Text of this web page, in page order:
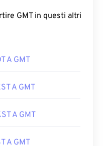
GMT in questi altri
A GMT
A GMT
A GMT
A GMT